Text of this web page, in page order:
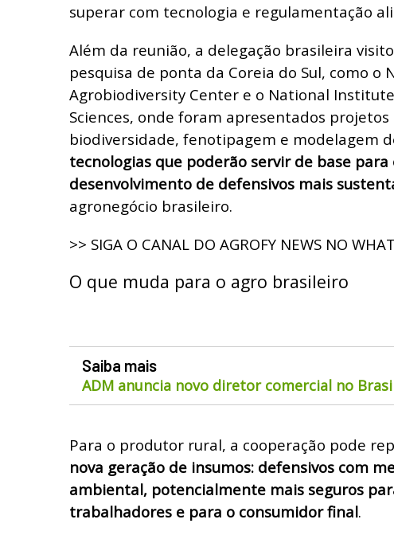
superar com tecnologia e regulamentação
Além da reunião, a delegação brasileira
pesquisa de ponta da Coreia do Sul, como o
Agrobiodiversity Center e o National
Sciences, onde foram apresentados projetos
biodiversidade, fenotipagem e modelagem
tecnologias que poderão servir de base para
desenvolvimento de defensivos mais
agronegócio brasileiro.
>> SIGA O CANAL DO AGROFY NEWS NO
O que muda para o agro brasileiro
Saiba mais
ADM anuncia novo diretor comercial no
Para o produtor rural, a cooperação pode
nova geração de insumos: defensivos com
ambiental, potencialmente mais seguros
trabalhadores e para o consumidor final.